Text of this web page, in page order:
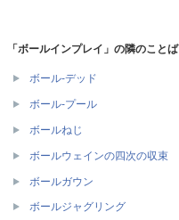
「ボールインプレイ」の隣のことば
ボール‐デッド
ボール‐プール
ボールねじ
ボールウェインの四次の収束
ボールガウン
ボールジャグリング